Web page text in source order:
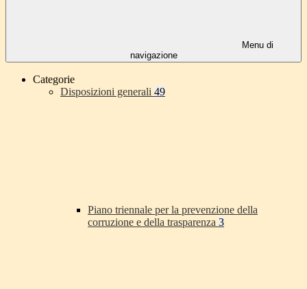
Menu di
navigazione
Categorie
Disposizioni generali 49
Piano triennale per la prevenzione della
corruzione e della trasparenza 3